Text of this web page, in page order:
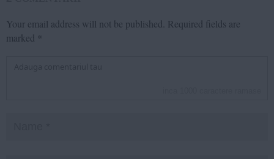
Your email address will not be published. Required fields are
marked *